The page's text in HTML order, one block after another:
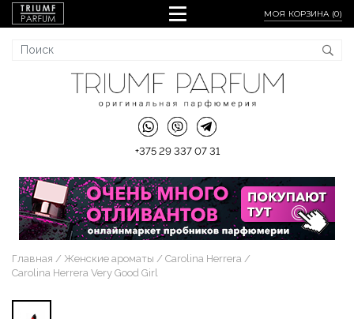
МОЯ КОРЗИНА (0)
+375 29 337 07 31
Главная Женские ароматы
Carolina Herrera
Carolina Herrera Very Good Girl